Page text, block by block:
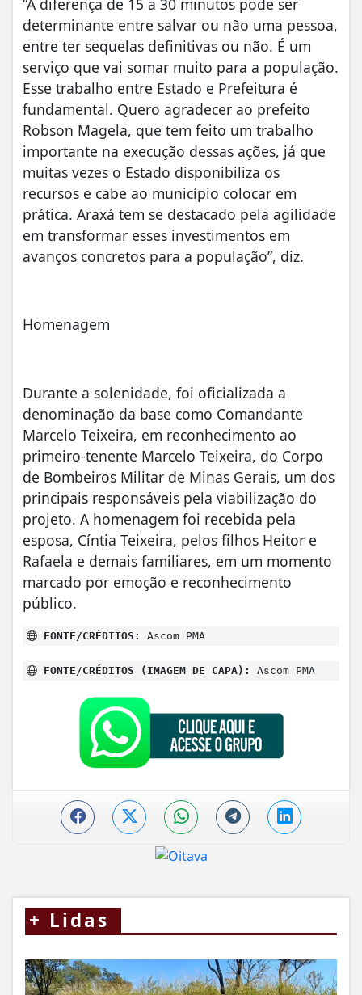
“A diferença de 15 a 30 minutos pode ser
determinante entre salvar ou não uma pessoa,
entre ter sequelas definitivas ou não. É um
serviço que vai somar muito para a população.
Esse trabalho entre Estado e Prefeitura é
fundamental. Quero agradecer ao prefeito
Robson Magela, que tem feito um trabalho
importante na execução dessas ações, já que
muitas vezes o Estado disponibiliza os
recursos e cabe ao município colocar em
prática. Araxá tem se destacado pela agilidade
em transformar esses investimentos em
avanços concretos para a população”, diz.
Homenagem
Durante a solenidade, foi oficializada a
denominação da base como Comandante
Marcelo Teixeira, em reconhecimento ao
primeiro-tenente Marcelo Teixeira, do Corpo
de Bombeiros Militar de Minas Gerais, um dos
principais responsáveis pela viabilização do
projeto. A homenagem foi recebida pela
esposa, Cíntia Teixeira, pelos filhos Heitor e
Rafaela e demais familiares, em um momento
marcado por emoção e reconhecimento
público.
FONTE/CRÉDITOS: Ascom PMA
FONTE/CRÉDITOS (IMAGEM DE CAPA): Ascom PMA
+ Lidas